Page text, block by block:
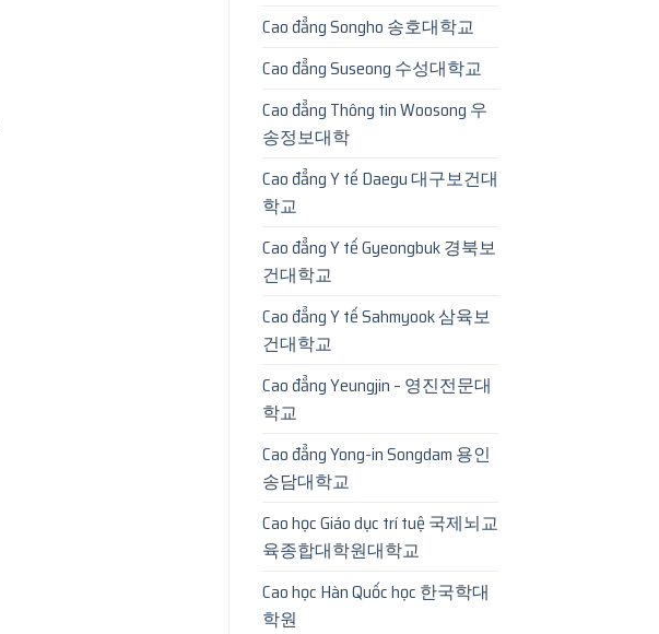
Cao đẳng Songho 송호대학교
Cao đẳng Suseong 수성대학교
Cao đẳng Thông tin Woosong 우
송정보대학
Cao đẳng Y tế Daegu 대구보건대
학교
Cao đẳng Y tế Gyeongbuk 경북보
건대학교
Cao đẳng Y tế Sahmyook 삼육보
건대학교
Cao đẳng Yeungjin – 영진전문대
학교
Cao đẳng Yong-in Songdam 용인
송담대학교
Cao học Giáo dục trí tuệ 국제뇌교
육종합대학원대학교
Cao học Hàn Quốc học 한국학대
학원